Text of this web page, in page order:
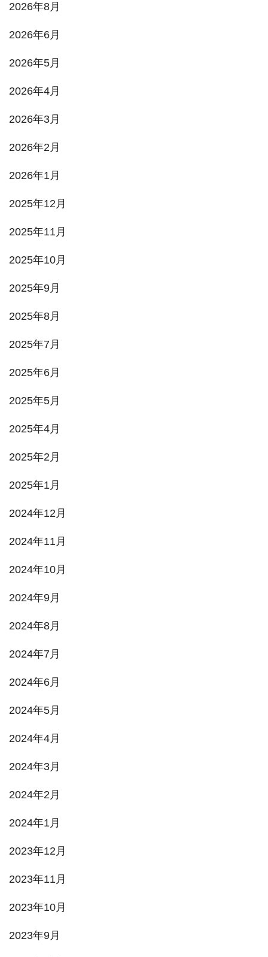
2026年8月
2026年6月
2026年5月
2026年4月
2026年3月
2026年2月
2026年1月
2025年12月
2025年11月
2025年10月
2025年9月
2025年8月
2025年7月
2025年6月
2025年5月
2025年4月
2025年2月
2025年1月
2024年12月
2024年11月
2024年10月
2024年9月
2024年8月
2024年7月
2024年6月
2024年5月
2024年4月
2024年3月
2024年2月
2024年1月
2023年12月
2023年11月
2023年10月
2023年9月